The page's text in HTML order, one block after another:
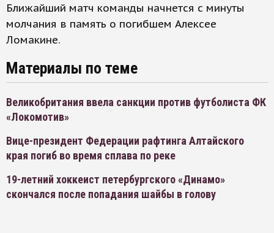
Ближайший матч команды начнется с минуты
молчания в память о погибшем Алексее
Ломакине.
Материалы по теме
Великобритания ввела санкции против футболиста ФК
«Локомотив»
Вице-президент Федерации рафтинга Алтайского
края погиб во время сплава по реке
19-летний хоккеист петербургского «Динамо»
скончался после попадания шайбы в голову